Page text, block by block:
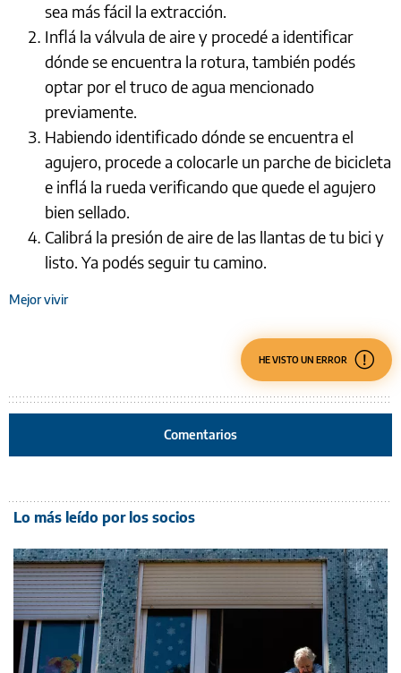
sea más fácil la extracción.
Inflá la válvula de aire y procedé a identificar
dónde se encuentra la rotura, también podés
optar por el truco de agua mencionado
previamente.
Habiendo identificado dónde se encuentra el
agujero, procede a colocarle un parche de bicicleta
e inflá la rueda verificando que quede el agujero
bien sellado.
Calibrá la presión de aire de las llantas de tu bici y
listo. Ya podés seguir tu camino.
Mejor vivir
HE VISTO UN ERROR
Comentarios
Lo más leído por los socios